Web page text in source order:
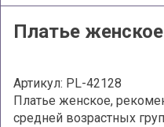
Платье
Артикул: PL-42128
Платье женское,
средней возрастных